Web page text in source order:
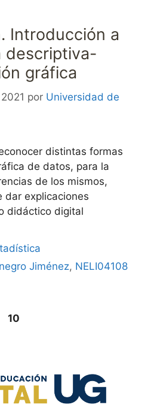
Introducción a
descriptiva-
gráfica
por Universidad de
distintas formas
de datos, para la
de los mismos,
dar explicaciones
didáctico digital
Jiménez, NELI04108
Página
10